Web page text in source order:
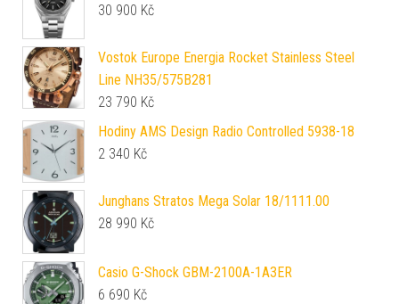
30 900 Kč
Vostok Europe Energia Rocket Stainless Steel
Line NH35/575B281
23 790 Kč
Hodiny AMS Design Radio Controlled 5938-18
2 340 Kč
Junghans Stratos Mega Solar 18/1111.00
28 990 Kč
Casio G-Shock GBM-2100A-1A3ER
6 690 Kč